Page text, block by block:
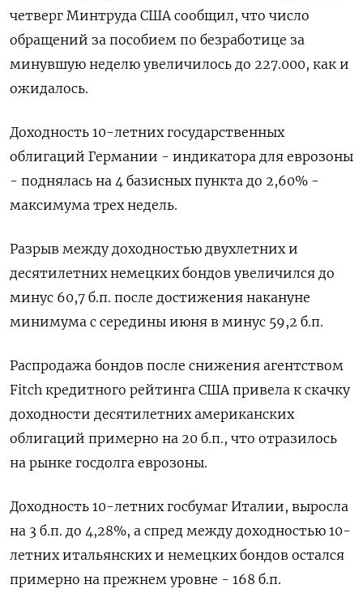
четверг Минтруда США сообщил, что число
обращений за пособием по безработице за
минувшую неделю увеличилось до 227.000, как и
ожидалось.
Доходность 10-летних государственных
облигаций Германии - индикатора для еврозоны
- поднялась на 4 базисных пункта до 2,60% -
максимума трех недель.
Разрыв между доходностью двухлетних и
десятилетних немецких бондов увеличился до
минус 60,7 б.п. после достижения накануне
минимума с середины июня в минус 59,2 б.п.
Распродажа бондов после снижения агентством
Fitch кредитного рейтинга США привела к скачку
доходности десятилетних американских
облигаций примерно на 20 б.п., что отразилось
на рынке госдолга еврозоны.
Доходность 10-летних госбумаг Италии, выросла
на 3 б.п. до 4,28%, а спред между доходностью 10-
летних итальянских и немецких бондов остался
примерно на прежнем уровне - 168 б.п.